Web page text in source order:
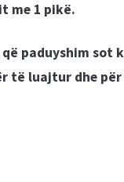
me 1 pikë.
paduyshim sot
të luajtur dhe